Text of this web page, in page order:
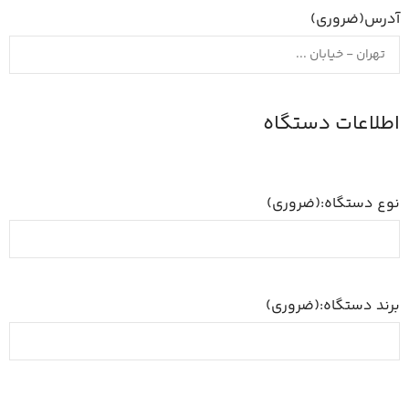
آدرس(ضروری)
اطلاعات دستگاه
نوع دستگاه:(ضروری)
برند دستگاه:(ضروری)